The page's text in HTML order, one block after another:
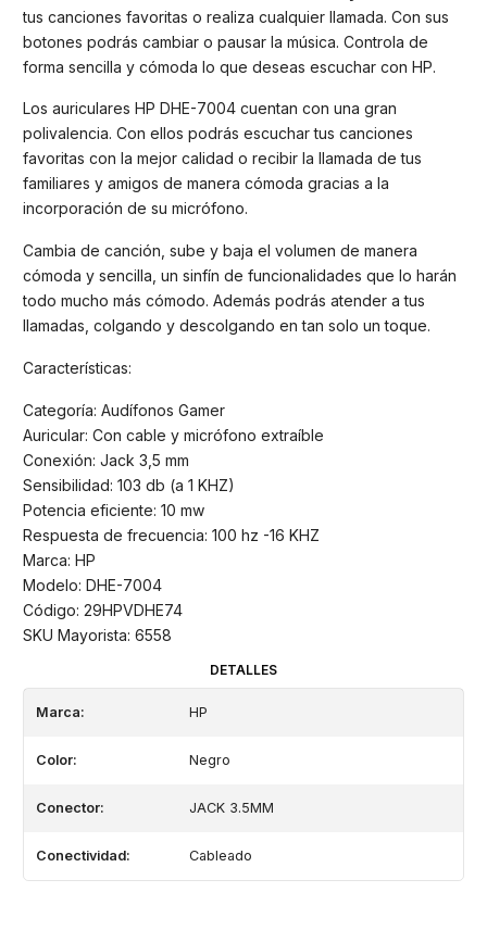
tus canciones favoritas o realiza cualquier llamada. Con sus
botones podrás cambiar o pausar la música. Controla de
forma sencilla y cómoda lo que deseas escuchar con HP.
Los auriculares HP DHE-7004 cuentan con una gran
polivalencia. Con ellos podrás escuchar tus canciones
favoritas con la mejor calidad o recibir la llamada de tus
familiares y amigos de manera cómoda gracias a la
incorporación de su micrófono.
Cambia de canción, sube y baja el volumen de manera
cómoda y sencilla, un sinfín de funcionalidades que lo harán
todo mucho más cómodo. Además podrás atender a tus
llamadas, colgando y descolgando en tan solo un toque.
Características:
Categoría: Audífonos Gamer
Auricular: Con cable y micrófono extraíble
Conexión: Jack 3,5 mm
Sensibilidad: 103 db (a 1 KHZ)
Potencia eficiente: 10 mw
Respuesta de frecuencia: 100 hz -16 KHZ
Marca: HP
Modelo: DHE-7004
Código: 29HPVDHE74
SKU Mayorista: 6558
DETALLES
Marca: HP
Color: Negro
Conector: JACK 3.5MM
Conectividad: Cableado